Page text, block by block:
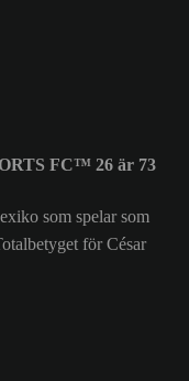
FC™ 26 är 73
som spelar som
för César